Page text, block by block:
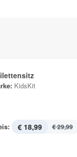
KidsKit
€ 18,99 € 29,99